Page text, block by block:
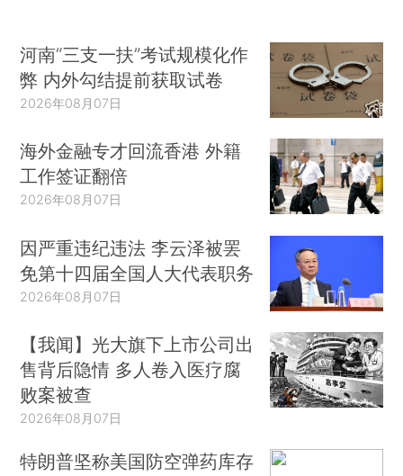
河南“三支一扶”考试规模化作
弊 内外勾结提前获取试卷
2026年08月07日
海外金融专才回流香港 外籍
工作签证翻倍
2026年08月07日
因严重违纪违法 李云泽被罢
免第十四届全国人大代表职务
2026年08月07日
【我闻】光大旗下上市公司出
售背后隐情 多人卷入医疗腐
败案被查
2026年08月07日
特朗普坚称美国防空弹药库存